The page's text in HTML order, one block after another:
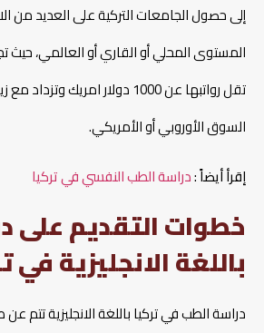
إلى حصول الجامعات التركية على العديد من
المستوى المحلي أو القاري أو العالمي،
تقل رواتبها عن 1000 دولار امريك
السوق الأوروبي أو الأمريكي.
إقرأ أيضاً :دراسة الطب النفسي في تركيا
خطوات التقديم على
باللغة الانجليزية في
دراسة الطب في تركيا باللغة الانجليزية تتم